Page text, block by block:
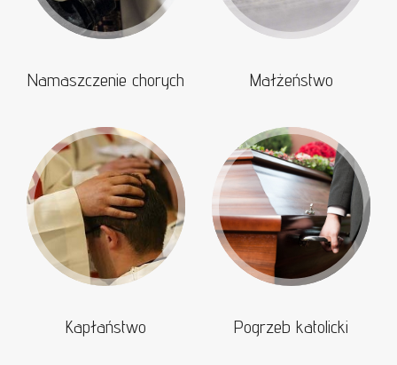
Namaszczenie chorych Małżeństwo
Kapłaństwo Pogrzeb katolicki